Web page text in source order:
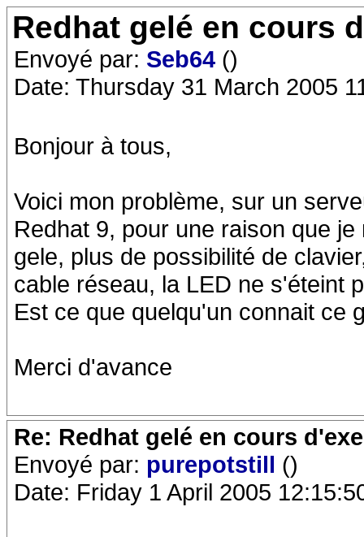
Redhat gelé en cours
Envoyé par: Seb64 ()
Date: Thursday 31 March 2005
Bonjour à tous,
Voici mon problème, sur un
Redhat 9, pour une raison que
gele, plus de possibilité de
cable réseau, la LED ne s'éteint
Est ce que quelqu'un connait ce
Merci d'avance
Re: Redhat gelé en cours
Envoyé par: purepotstill ()
Date: Friday 1 April 2005